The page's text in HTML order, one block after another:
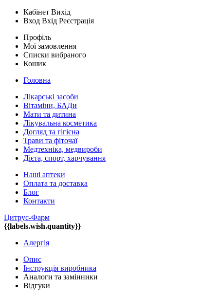
Кабінет Вихід
Вход Вхід Реєстрація
Профіль
Мої замовлення
Списки вибраного
Кошик
Головна
Лікарські засоби
Вітаміни, БАДи
Мати та дитина
Лікувальна косметика
Догляд та гігієна
Трави та фіточаї
Медтехніка, медвироби
Дієта, спорт, харчування
Наші аптеки
Оплата та доставка
Блог
Контакти
Цитрус-Фарм
{{labels.wish.quantity}}
Алергія
Опис
Інструкція виробника
Аналоги та замінники
Відгуки